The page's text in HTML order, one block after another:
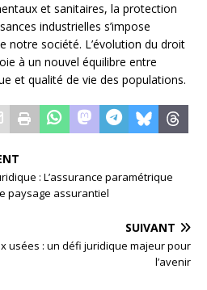
et sanitaires, la protection
industrielles s’impose
notre société. L’évolution du droit
à un nouvel équilibre entre
et qualité de vie des populations.
: L’assurance paramétrique
paysage assurantiel
SUIVANT
usées : un défi juridique majeur pour
l’avenir